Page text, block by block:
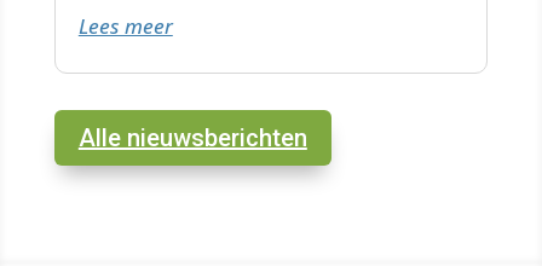
Check de datum. Lees hier verder.
Lees meer
Alle nieuwsberichten